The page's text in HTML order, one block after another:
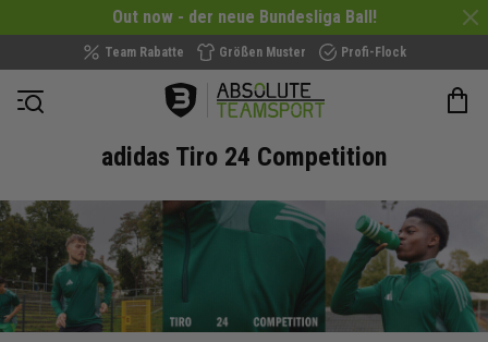
Out now - der neue Bundesliga Ball!
Team Rabatte Größen Muster Profi-Flock
Navigation öffnen
adidas Tiro 24 Competition